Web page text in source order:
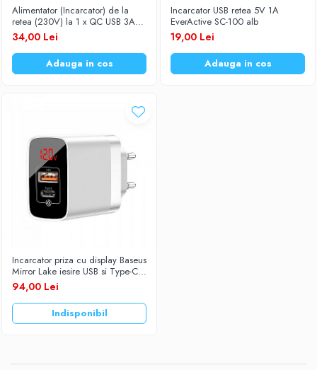
Becuri LED
Aplice LED
Lanterne
Lampi
Convertoare tensiune
Prelungitoare
Stabilizatoare tensiune
Ventilatoare
Diverse gadgeturi
Accesorii auto
Redresoare
Roboti pornire
Diverse accesorii auto
Baterii Zinc-Aer
Alimentator (Incarcator) de la
retea (230V) la 1 x QC USB 3A
Fast Charge Alb GF-U206Q Golf
34,00 Lei
Adauga in cos
Incarcator USB retea 5V 1A
EverActive SC-100 alb
19,00 Lei
Adauga in cos
Incarcator priza cu display Baseus
Mirror Lake iesire USB si Type-C
Quick Charge 18W CCJMHC-
A02 Alb
94,00 Lei
Indisponibil